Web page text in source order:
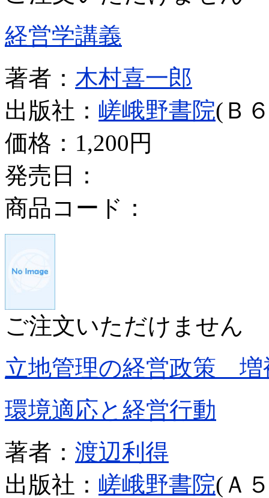
経営学講義
著者： 木村喜一郎
出版社： 嵯峨野書院(Ｂ
価格： 1,200円
発売日：
商品コード：
ご注文いただけません
立地管理の経営政策 増
環境適応と経営行動
著者： 渡辺利得
出版社： 嵯峨野書院(Ａ